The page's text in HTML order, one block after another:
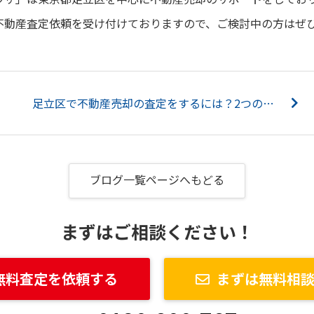
産査定依頼を受け付けておりますので、ご検討中の方はぜ
足立区で不動産売却の査定をするには？2つの査定と依頼方法についてご紹介！...
ブログ一覧ページへもどる
まずはご相談ください！
料査定を依頼する まずは無料相